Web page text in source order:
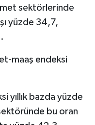
sektörlerinde
yüzde 34,7,
maaş endeksi
yıllık bazda yüzde
bu oran